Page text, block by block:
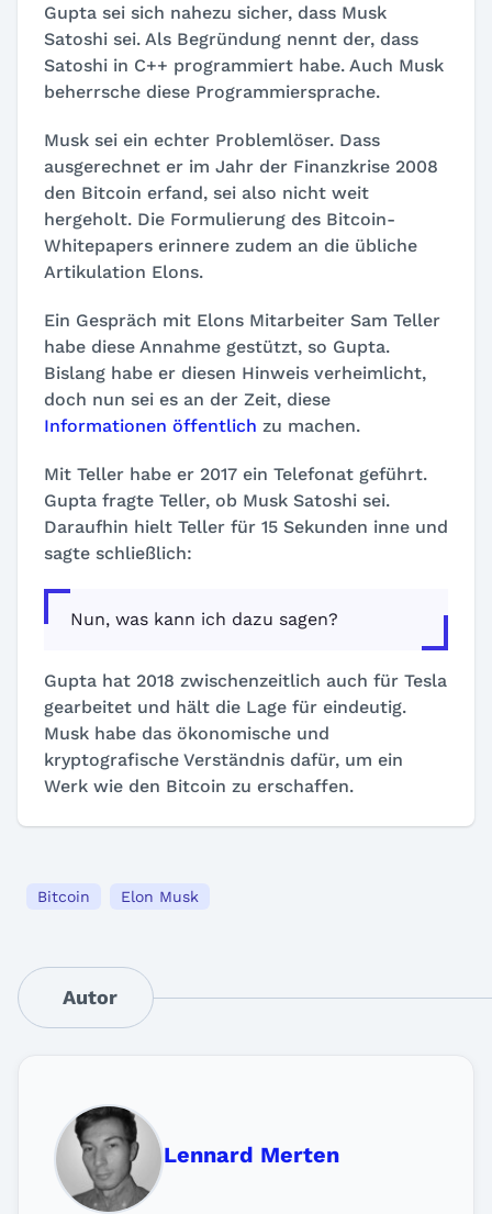
Gupta sei sich nahezu sicher, dass Musk
Satoshi sei. Als Begründung nennt der, dass
Satoshi in C++ programmiert habe. Auch Musk
beherrsche diese Programmiersprache.
Musk sei ein echter Problemlöser. Dass
ausgerechnet er im Jahr der Finanzkrise 2008
den Bitcoin erfand, sei also nicht weit
hergeholt. Die Formulierung des Bitcoin-
Whitepapers erinnere zudem an die übliche
Artikulation Elons.
Ein Gespräch mit Elons Mitarbeiter Sam Teller
habe diese Annahme gestützt, so Gupta.
Bislang habe er diesen Hinweis verheimlicht,
doch nun sei es an der Zeit, diese
Informationen öffentlich zu machen.
Mit Teller habe er 2017 ein Telefonat geführt.
Gupta fragte Teller, ob Musk Satoshi sei.
Daraufhin hielt Teller für 15 Sekunden inne und
sagte schließlich:
Nun, was kann ich dazu sagen?
Gupta hat 2018 zwischenzeitlich auch für Tesla
gearbeitet und hält die Lage für eindeutig.
Musk habe das ökonomische und
kryptografische Verständnis dafür, um ein
Werk wie den Bitcoin zu erschaffen.
Bitcoin Elon Musk
Autor
Lennard Merten